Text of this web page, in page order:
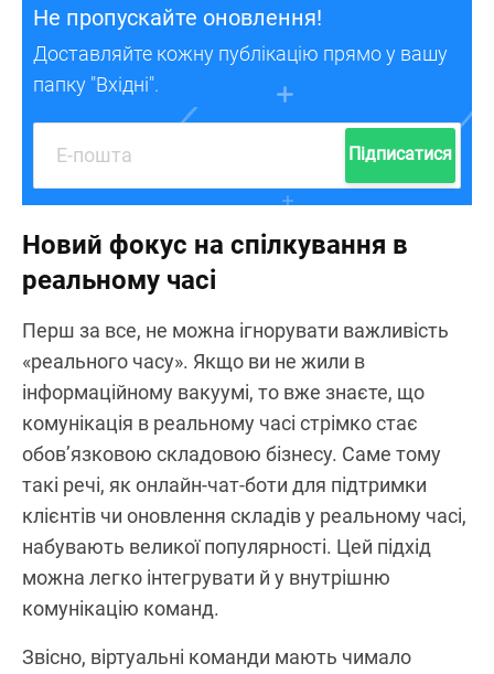
Не пропускайте оновлення!
Доставляйте кожну публікацію прямо у вашу
папку "Вхідні".
Підписатися
Новий фокус на спілкування в
реальному часі
Перш за все, не можна ігнорувати важливість
«реального часу». Якщо ви не жили в
інформаційному вакуумі, то вже знаєте, що
комунікація в реальному часі стрімко стає
обов’язковою складовою бізнесу. Саме тому
такі речі, як онлайн‑чат-боти для підтримки
клієнтів чи оновлення складів у реальному часі,
набувають великої популярності. Цей підхід
можна легко інтегрувати й у внутрішню
комунікацію команд.
Звісно, віртуальні команди мають чимало